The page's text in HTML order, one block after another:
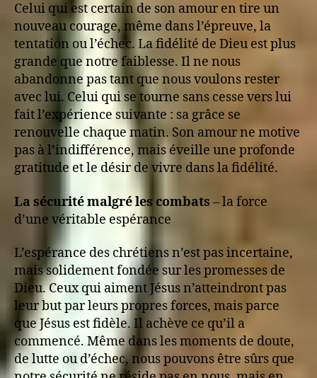
Celui qui est certain de son amour en tire un
nouveau courage, même dans l’épreuve, la
tentation ou l’échec. La fidélité de Dieu est plus
grande que notre faiblesse. Il ne nous
abandonne pas tant que nous voulons rester
avec lui. Celui qui se tourne sans cesse vers lui
fait l’expérience suivante : sa grâce se
renouvelle chaque matin. Son amour ne motive
pas à l’indifférence, mais éveille une profonde
gratitude et le désir de vivre dans la fidélité.
La sécurité malgré les combats – la force
d’une véritable espérance
L’espérance des chrétiens n’est pas incertaine,
mais solidement fondée sur les promesses de
Dieu. Ceux qui aiment Jésus n’atteindront pas
leur but par leurs propres forces, mais parce
que Jésus est fidèle. Il achève ce qu’il a
commencé. Même dans les moments de doute,
de lutte ou d’échec, nous pouvons être sûrs que